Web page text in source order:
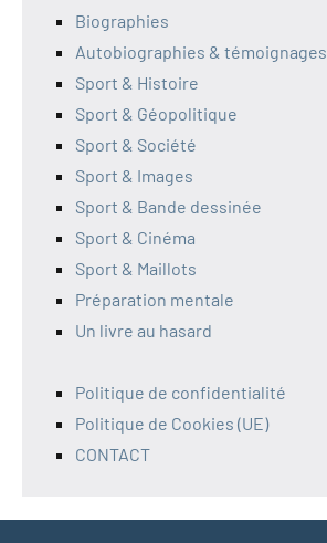
Biographies
Autobiographies & témoignages
Sport & Histoire
Sport & Géopolitique
Sport & Société
Sport & Images
Sport & Bande dessinée
Sport & Cinéma
Sport & Maillots
Préparation mentale
Un livre au hasard
Politique de confidentialité
Politique de Cookies (UE)
CONTACT